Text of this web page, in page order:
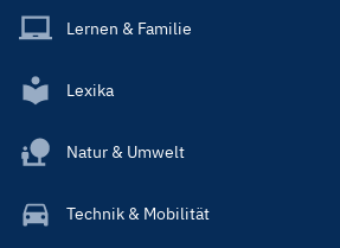
Lernen & Familie
Lexika
Natur & Umwelt
Technik & Mobilität